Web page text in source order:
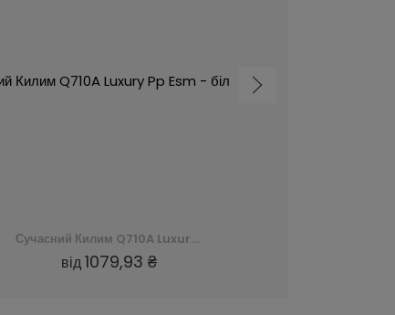
Сучасний Килим Q710A Luxury Pp Esm - білий, biały
від1079,93 ₴